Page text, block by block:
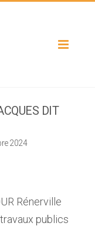
Toggle
DIT
2024
Rénerville
publics